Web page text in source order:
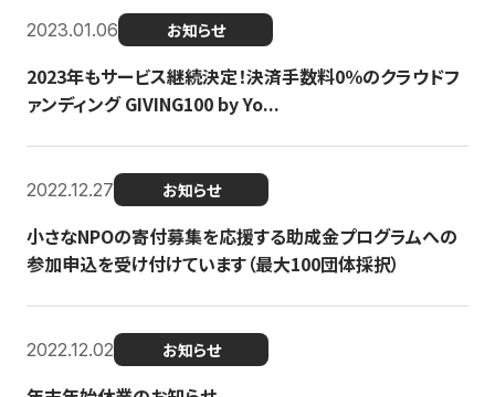
2023.01.06 お知らせ
2023年もサービス継続決定！決済手数料0％のクラウドフ
ァンディング GIVING100 by Yo...
2022.12.27 お知らせ
小さなNPOの寄付募集を応援する助成金プログラムへの
参加申込を受け付けています（最大100団体採択）
2022.12.02 お知らせ